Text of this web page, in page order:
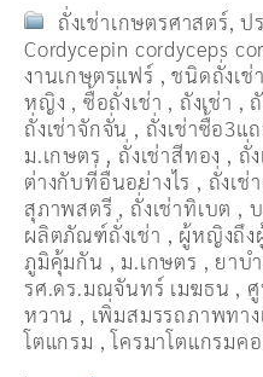
ถั่งเช่าเกษตรศาสตร์,ป
Cordycepin cordyceps
งานเกษตรแฟร์ ,ชนิดถั่งเช่า
หญิง , ซื้อถั่งเช่า , ถังเช่า ,
ถั่งเช่าจักจั่น , ถั่งเช่าซื้อ3แ
ม.เกษตร , ถั่งเช่าสีทอง , ถั่
ต่างกับที่อื่นอย่างไร , ถั่งเช่
สุภาพสตรี , ถั่่งเช่าทิเบต ,
ผลิตภัณฑ์ถั่งเช่า , ผู้หญิงถึง
ภูมิคุ้มกัน ,ม.เกษตร , ยาบ
รศ.ดร.มณจันทร์ เมฆธน ,
หวาน , เพิ่มสมรรถภาพทาง
โตแกรม ,โครมาโตแกรมค